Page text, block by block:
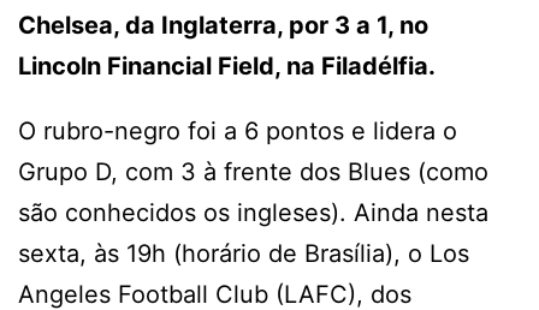
Chelsea, da Inglaterra, por 3 a 1, no
Lincoln Financial Field, na Filadélfia.
O rubro-negro foi a 6 pontos e lidera o
Grupo D, com 3 à frente dos Blues (como
são conhecidos os ingleses). Ainda nesta
sexta, às 19h (horário de Brasília), o Los
Angeles Football Club (LAFC), dos